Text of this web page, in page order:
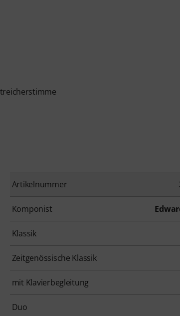
Artikelnummer
Komponist
Klassik
Zeitgenössische Klassik
mit Klavierbegleitung
Duo